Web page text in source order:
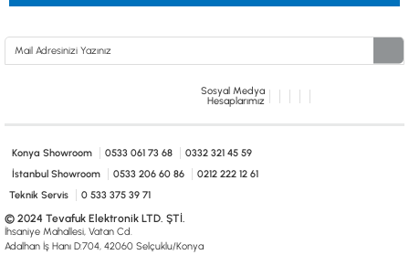
Sosyal Medya
Hesaplarımız
Konya Showroom 0533 061 73 68
0332 321 45 59
İstanbul Showroom
0533 206 60 86
0212 222 12 61
Teknik Servis
0 533 375 39 71
© 2024 Tevafuk Elektronik LTD. ŞTİ.
İhsaniye Mahallesi, Vatan Cd.
Adalhan İş Hanı D:704, 42060 Selçuklu/Konya